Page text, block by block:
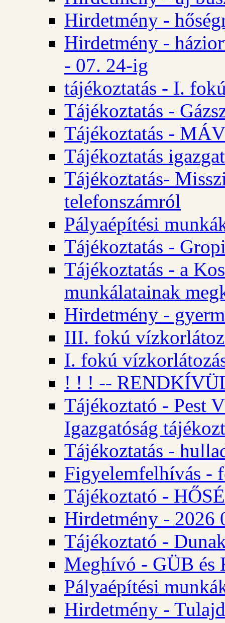
Hirdetmény -
Hirdetmény -
- 07. 24-ig
tájékoztatás - I.
Tájékoztatás -
Tájékoztatás -
Tájékoztatás
Tájékoztatás-
telefonszámról
Pályaépítési
Tájékoztatás -
Tájékoztatás - a
munkálatainak
Hirdetmény -
III. fokú
I. fokú
! ! ! --
Tájékoztató - Pest
Igazgatóság
Tájékoztatás -
Figyelemfelhívás -
Tájékoztató -
Hirdetmény - 2026
Tájékoztató -
Meghívó - GÜB és
Pályaépítési
Hirdetmény -